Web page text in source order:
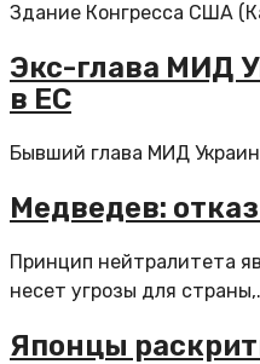
Здание Конгресса США
Экс-глава МИД
в ЕС
Бывший глава МИД
Медведев:
Принцип нейтралитета
несет угрозы для
Японцы